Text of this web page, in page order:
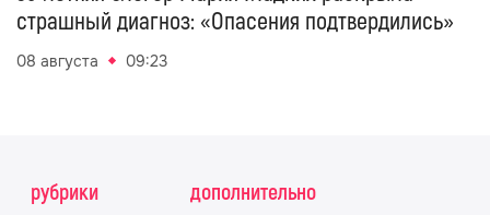
страшный диагноз: «Опасения подтвердились»
08 августа 09:23
рубрики
дополнительно